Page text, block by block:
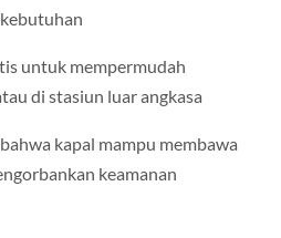
untuk mempermudah
di stasiun luar angkasa
kapal mampu membawa
keamanan